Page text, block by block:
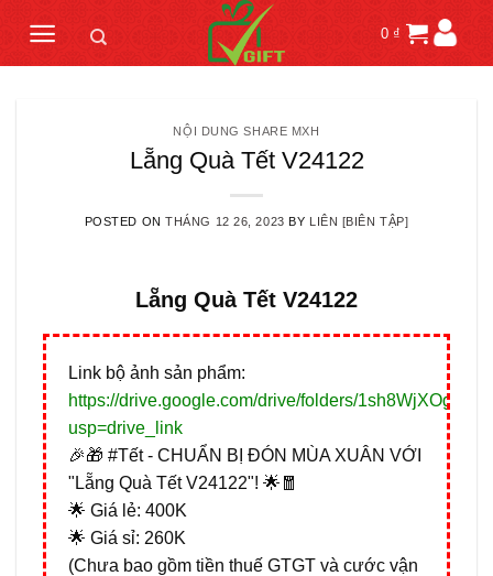
content
0 ₫
NỘI DUNG SHARE MXH
Lẵng Quà Tết V24122
POSTED ONTHÁNG 12 26, 2023 BY LIÊN [BIÊN TẬP]
Lẵng Quà Tết V24122
Link bộ ảnh sản phẩm:
https://drive.google.com/drive/folders/
usp=drive_link
🎉🎁 #Tết - CHUẨN BỊ ĐÓN MÙA XUÂN VỚI
"Lẵng Quà Tết V24122"! 🌟🧧
🌟 Giá lẻ: 400K
🌟 Giá sỉ: 260K
(Chưa bao gồm tiền thuế GTGT và cước vận